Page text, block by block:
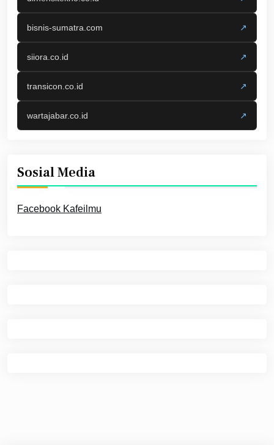
bisnis-sumatra.com ↗
siiora.co.id ↗
transicon.co.id ↗
wartajabar.co.id ↗
Sosial Media
Facebook Kafeilmu